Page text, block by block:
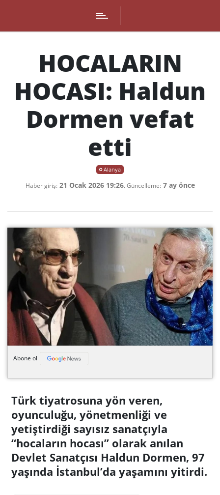
HOCALARIN
HOCASI: Haldun
Dormen vefat
etti
Alanya
Haber giriş:21 Ocak 2026 19:26,Güncelleme: 7 ay önce
Abone ol
Türk tiyatrosuna yön veren,
oyunculuğu, yönetmenliği ve
yetiştirdiği sayısız sanatçıyla
“hocaların hocası” olarak anılan
Devlet Sanatçısı Haldun Dormen, 97
yaşında İstanbul’da yaşamını yitirdi.